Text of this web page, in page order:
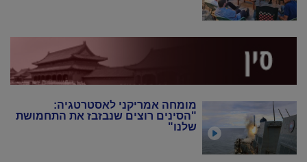
מומחה אמריקני לאסטרטגיה:
"הסינים רוצים שנבזבז את התחמושת
שלנו"